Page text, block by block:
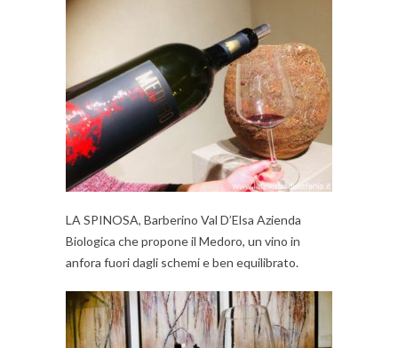
LA SPINOSA, Barberino Val D’Elsa Azienda
Biologica che propone il Medoro, un vino in
anfora fuori dagli schemi e ben equilibrato.